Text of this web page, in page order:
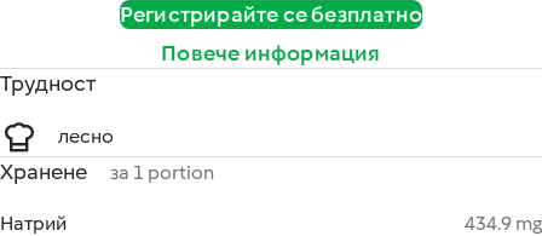
Регистрирайте се безплатно
Повече информация
Трудност
лесно
Хранене за 1 portion
Натрий
434.9 mg